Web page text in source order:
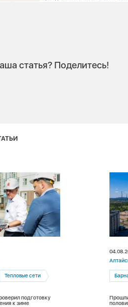
статья? Поделитесь!
Тепловые сети
подготовку
к зиме